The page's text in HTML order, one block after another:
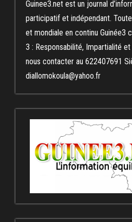
Guinee3.net est un journal
participatif et indépendant. Toute
et mondiale en continu Guinée3
3 : Responsabilité, Impartialité
nous contacter au 622407691
diallomokoula@yahoo.fr